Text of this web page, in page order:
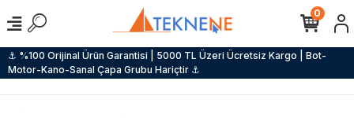
⚓ %100 Orijinal Ürün Garantisi | 5000 TL Üzeri Ücretsiz Kargo | Bot-
Motor-Kano-Sanal Çapa Grubu Hariçtir ⚓
0